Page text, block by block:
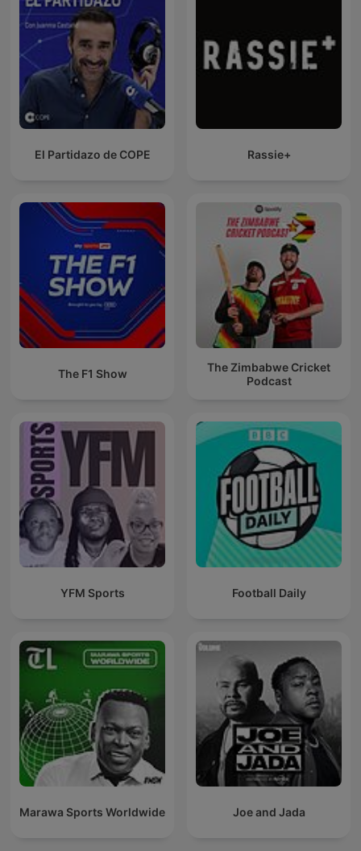
El Partidazo de COPE Rassie+
The F1 Show
The Zimbabwe Cricket
Podcast
YFM Sports Football Daily
Marawa Sports Worldwide Joe and Jada